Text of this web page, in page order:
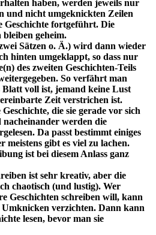
haben, werden jeweils nur
und nicht umgeknickten Zeilen
Geschichte fortgeführt. Die
geheim.
Sätzen o. Ä.) wird dann wieder
hinten umgeklappt, so dass nur
des zweiten Geschichten-Teils
So verfährt man
voll ist, jemand keine Lust
Zeit verstrichen ist.
die sie gerade vor sich
nacheinander werden die
Da passt bestimmt einiges
meistens gibt es viel zu lachen.
ist bei diesem Anlass ganz
ist sehr kreativ, aber die
chaotisch (und lustig). Wer
Geschichten schreiben will, kann
Umknicken verzichten. Dann kann
lesen, bevor man sie